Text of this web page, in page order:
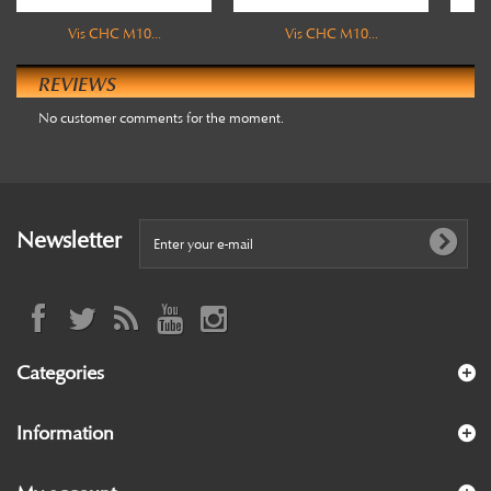
Vis CHC M10... Vis CHC M10...
REVIEWS
No customer comments for the moment.
Newsletter
Categories
Information